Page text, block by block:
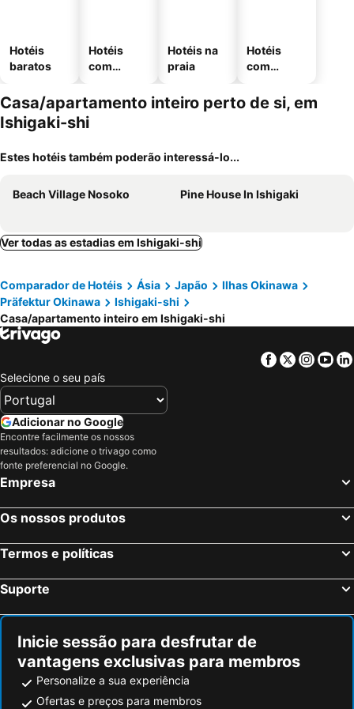
Hotéis
baratos
Hotéis
com
Hotéis na
praia
Hotéis
com
mento
Casa/apartamento inteiro perto de si, em
Ishigaki-shi
Estes hotéis também poderão interessá-lo...
Beach Village Nosoko Pine House In Ishigaki
Ver todas as estadias em Ishigaki-shi
Comparador de Hotéis Ásia Japão
Ilhas Okinawa
Präfektur Okinawa
Ishigaki-shi
Casa/apartamento inteiro em Ishigaki-shi
Facebook
Twitter
Selecione o seu país
Adicionar no Google
Encontre facilmente os nossos
resultados: adicione o trivago como
fonte preferencial no Google.
Empresa
Os nossos produtos
Termos e políticas
Suporte
Inicie sessão para desfrutar de
vantagens exclusivas para membros
Personalize a sua experiência
Ofertas e preços para membros